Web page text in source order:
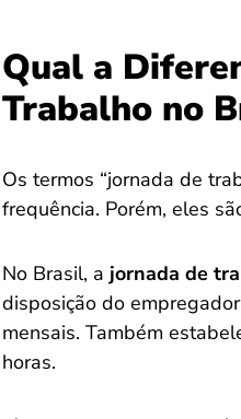
Qual a
Trabalho no
Os termos “jornada de
frequência. Porém, eles
No Brasil, a jornada de
disposição do
mensais. Também
horas.